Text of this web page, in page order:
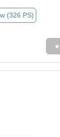
(326 PS)
★